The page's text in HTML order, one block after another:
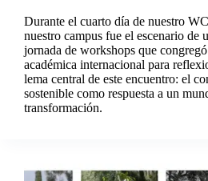
Durante el cuarto día de nuestro
nuestro campus fue el escenario de
jornada de workshops que
académica internacional para
lema central de este encuentro: el
sostenible como respuesta a un
transformación.